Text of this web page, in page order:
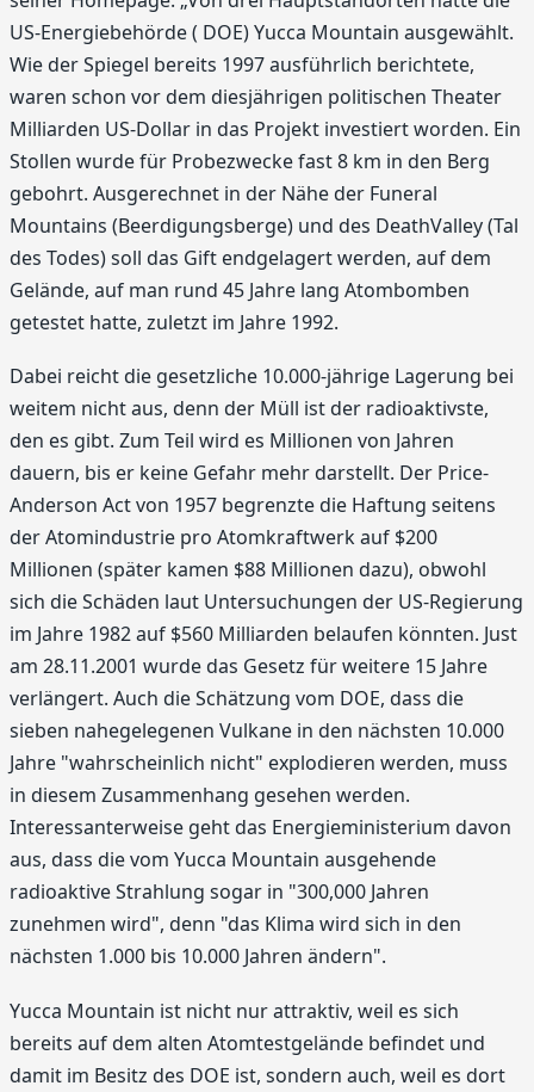
US-Energiebehörde ( DOE) Yucca Mountain ausgewählt.
Wie der Spiegel bereits 1997 ausführlich berichtete,
waren schon vor dem diesjährigen politischen Theater
Milliarden US-Dollar in das Projekt investiert worden. Ein
Stollen wurde für Probezwecke fast 8 km in den Berg
gebohrt. Ausgerechnet in der Nähe der Funeral
Mountains (Beerdigungsberge) und des DeathValley (Tal
des Todes) soll das Gift endgelagert werden, auf dem
Gelände, auf man rund 45 Jahre lang Atombomben
getestet hatte, zuletzt im Jahre 1992.
Dabei reicht die gesetzliche 10.000-jährige Lagerung bei
weitem nicht aus, denn der Müll ist der radioaktivste,
den es gibt. Zum Teil wird es Millionen von Jahren
dauern, bis er keine Gefahr mehr darstellt. Der Price-
Anderson Act von 1957 begrenzte die Haftung seitens
der Atomindustrie pro Atomkraftwerk auf $200
Millionen (später kamen $88 Millionen dazu), obwohl
sich die Schäden laut Untersuchungen der US-Regierung
im Jahre 1982 auf $560 Milliarden belaufen könnten. Just
am 28.11.2001 wurde das Gesetz für weitere 15 Jahre
verlängert. Auch die Schätzung vom DOE, dass die
sieben nahegelegenen Vulkane in den nächsten 10.000
Jahre "wahrscheinlich nicht" explodieren werden, muss
in diesem Zusammenhang gesehen werden.
Interessanterweise geht das Energieministerium davon
aus, dass die vom Yucca Mountain ausgehende
radioaktive Strahlung sogar in "300,000 Jahren
zunehmen wird", denn "das Klima wird sich in den
nächsten 1.000 bis 10.000 Jahren ändern".
Yucca Mountain ist nicht nur attraktiv, weil es sich
bereits auf dem alten Atomtestgelände befindet und
damit im Besitz des DOE ist, sondern auch, weil es dort